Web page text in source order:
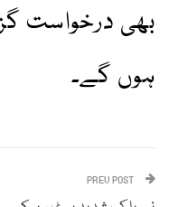
بھی درخواست
ہوں گے۔